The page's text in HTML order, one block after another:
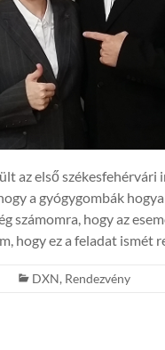
az első
a gyógygombák
számomra, hogy az
hogy ez a feladat ismét
DXN, Rendezvény